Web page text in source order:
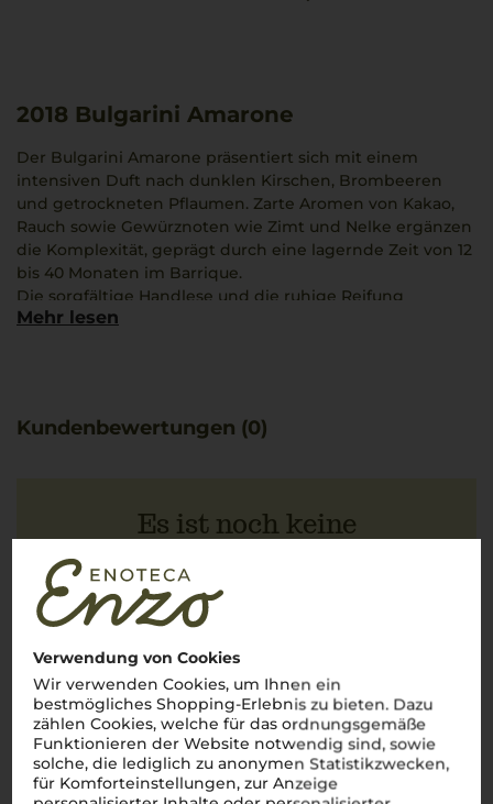
Verwendung von Cookies
Wir verwenden Cookies, um Ihnen ein
bestmögliches Shopping-Erlebnis zu bieten. Dazu
zählen Cookies, welche für das ordnungsgemäße
Funktionieren der Website notwendig sind, sowie
solche, die lediglich zu anonymen Statistikzwecken,
für Komforteinstellungen, zur Anzeige
2018 Bulgarini Amarone
Der Bulgarini Amarone präsentiert sich mit einem
intensiven Duft nach dunklen Kirschen, Brombeeren
und getrockneten Pflaumen. Zarte Aromen von Kakao,
Rauch sowie Gewürznoten wie Zimt und Nelke ergänzen
die Komplexität, geprägt durch eine lagernde Zeit von 12
bis 40 Monaten im Barrique.
Die sorgfältige Handlese und die ruhige Reifung
ermöglichen die Entfaltung eines strukturierten Weines
dunkler Frucht, Kakao, würzigen Nuancen und dezenten
Mehr lesen
Kundenbewertungen (0)
Es ist noch keine
Kundenbewertung vorhanden.
Schreiben Sie jetzt die erste Bewertung!
JETZT BEWERTEN